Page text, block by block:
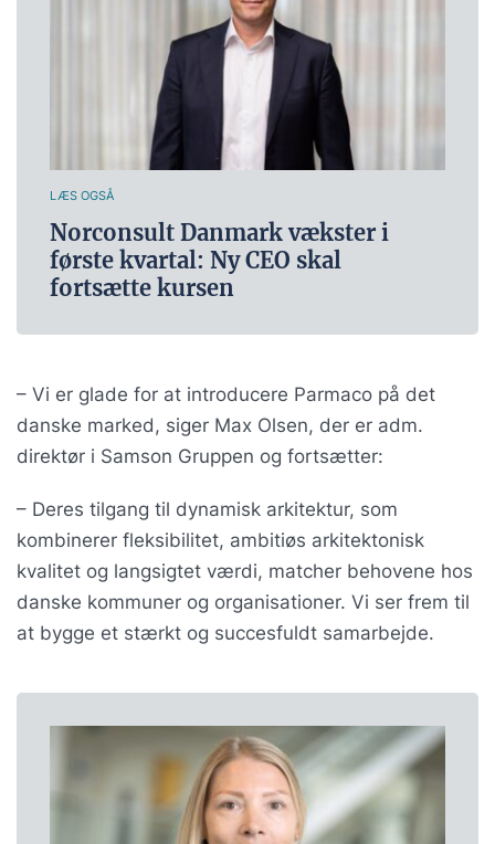
LÆS OGSÅ
Norconsult Danmark vækster i
første kvartal: Ny CEO skal
fortsætte kursen
– Vi er glade for at introducere Parmaco på det
danske marked, siger Max Olsen, der er adm.
direktør i Samson Gruppen og fortsætter:
– Deres tilgang til dynamisk arkitektur, som
kombinerer fleksibilitet, ambitiøs arkitektonisk
kvalitet og langsigtet værdi, matcher behovene hos
danske kommuner og organisationer. Vi ser frem til
at bygge et stærkt og succesfuldt samarbejde.